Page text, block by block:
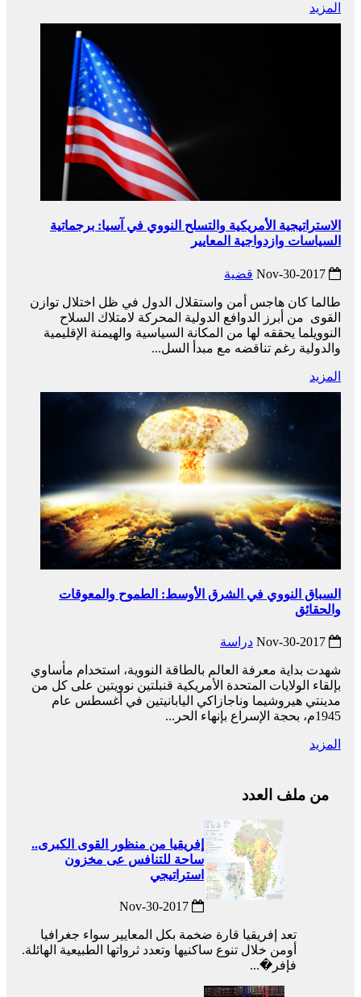
المزيد
الاستراتيجية الأمريكية والتسلح النووي في آسيا: برجماتية
السياسات وازدواجية المعايير
قضية
طالما كان هاجس أمن واستقلال الدول في ظل اختلال توازن
القوى من أبرز الدوافع الدولية المحركة لامتلاك السلاح
النوويلما يحققه لها من المكانة السياسية والهيمنة الإقليمية
والدولية رغم تناقضه مع مبدأ السل...
المزيد
السباق النووي في الشرق الأوسط: الطموح والمعوقات
والحقائق
دراسة
شهدت بداية معرفة العالم بالطاقة النووية، استخدام مأساوي
بإلقاء الولايات المتحدة الأمريكية قنبلتين نوويتين على كل من
مدينتي هيروشيما وناجازاكي اليابانيتين في أغسطس عام
1945م، بحجة الإسراع بإنهاء الحر...
المزيد
من ملف العدد
إفريقيا من منظور القوى الكبرى..
ساحة للتنافس عى مخزون
استراتيجي
تعد إفريقيا قارة ضخمة بكل المعايير سواء جغرافيا
أومن خلال تنوع ساكنيها وتعدد ثرواتها الطبيعية الهائلة.
فإفر�...